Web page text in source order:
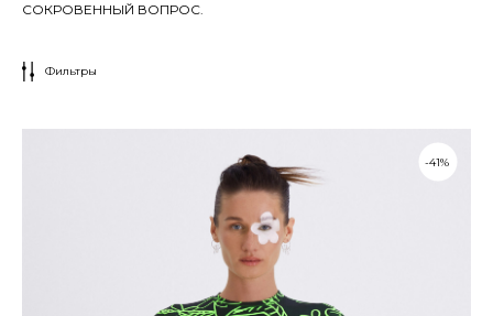
СОКРОВЕННЫЙ ВОПРОС.
Фильтры
-41%